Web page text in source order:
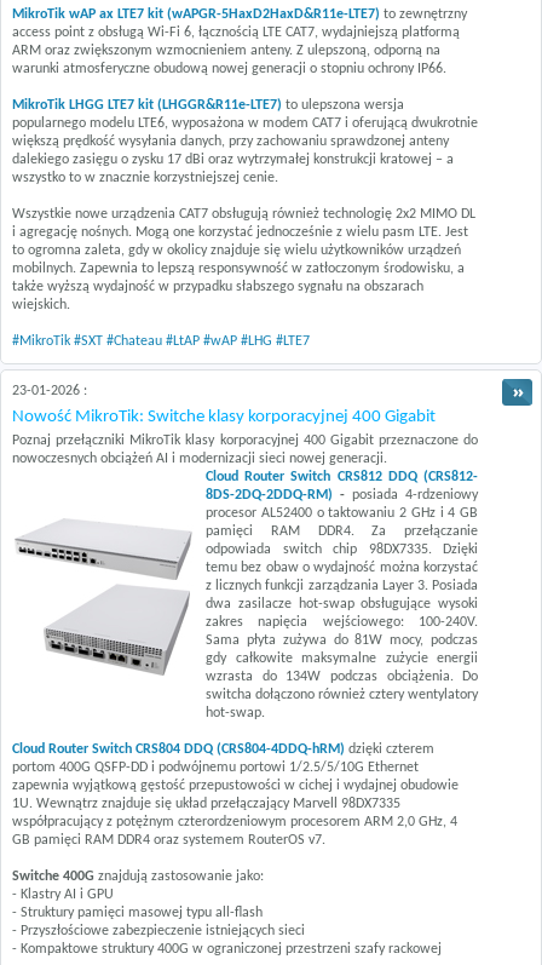
MikroTik wAP ax LTE7 kit (wAPGR-5HaxD2HaxD&R11e-LTE7) to zewnętrzny
access point z obsługą Wi-Fi 6, łącznością LTE CAT7, wydajniejszą platformą
ARM oraz zwiększonym wzmocnieniem anteny. Z ulepszoną, odporną na
warunki atmosferyczne obudową nowej generacji o stopniu ochrony IP66.
MikroTik LHGG LTE7 kit (LHGGR&R11e-LTE7) to ulepszona wersja
popularnego modelu LTE6, wyposażona w modem CAT7 i oferującą dwukrotnie
większą prędkość wysyłania danych, przy zachowaniu sprawdzonej anteny
dalekiego zasięgu o zysku 17 dBi oraz wytrzymałej konstrukcji kratowej – a
wszystko to w znacznie korzystniejszej cenie.
Wszystkie nowe urządzenia CAT7 obsługują również technologię 2x2 MIMO DL
i agregację nośnych. Mogą one korzystać jednocześnie z wielu pasm LTE. Jest
to ogromna zaleta, gdy w okolicy znajduje się wielu użytkowników urządzeń
mobilnych. Zapewnia to lepszą responsywność w zatłoczonym środowisku, a
także wyższą wydajność w przypadku słabszego sygnału na obszarach
wiejskich.
#MikroTik #SXT #Chateau #LtAP #wAP #LHG #LTE7
23-01-2026 :
Nowość MikroTik: Switche klasy korporacyjnej 400 Gigabit
Poznaj przełączniki MikroTik klasy korporacyjnej 400 Gigabit przeznaczone do
nowoczesnych obciążeń AI i modernizacji sieci nowej generacji.
Cloud Router Switch CRS812 DDQ (CRS812-
8DS-2DQ-2DDQ-RM) - posiada 4-rdzeniowy
procesor AL52400 o taktowaniu 2 GHz i 4 GB
pamięci RAM DDR4. Za przełączanie
odpowiada switch chip 98DX7335. Dzięki
temu bez obaw o wydajność można korzystać
z licznych funkcji zarządzania Layer 3. Posiada
dwa zasilacze hot-swap obsługujące wysoki
zakres napięcia wejściowego: 100-240V.
Sama płyta zużywa do 81W mocy, podczas
gdy całkowite maksymalne zużycie energii
wzrasta do 134W podczas obciążenia. Do
switcha dołączono również cztery wentylatory
hot-swap.
Cloud Router Switch CRS804 DDQ (CRS804-4DDQ-hRM) dzięki czterem
portom 400G QSFP-DD i podwójnemu portowi 1/2.5/5/10G Ethernet
zapewnia wyjątkową gęstość przepustowości w cichej i wydajnej obudowie
1U. Wewnątrz znajduje się układ przełączający Marvell 98DX7335
współpracujący z potężnym czterordzeniowym procesorem ARM 2,0 GHz, 4
GB pamięci RAM DDR4 oraz systemem RouterOS v7.
Switche 400G znajdują zastosowanie jako:
- Klastry AI i GPU
- Struktury pamięci masowej typu all-flash
- Przyszłościowe zabezpieczenie istniejących sieci
- Kompaktowe struktury 400G w ograniczonej przestrzeni szafy rackowej